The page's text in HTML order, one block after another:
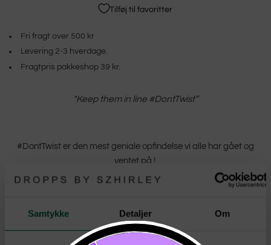
Samtykke Detaljer Om
Tilføj til favoritter
Fri fragt over 500 kr
Levering 2-3 hverdage.
Fragtpris pakkeshop 39 kr.
"Keep them in line #DontTwist”
#DontTwist er den mest geniale opfindelse vi alle har gået og
ventet på !
Forestil dig at kunne bære flere halskæder på én gang, uden at
#DontTwistkan du skabe dine egne unikke kombinationer